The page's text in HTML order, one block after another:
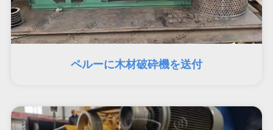
ペルーに木材破砕機を送付